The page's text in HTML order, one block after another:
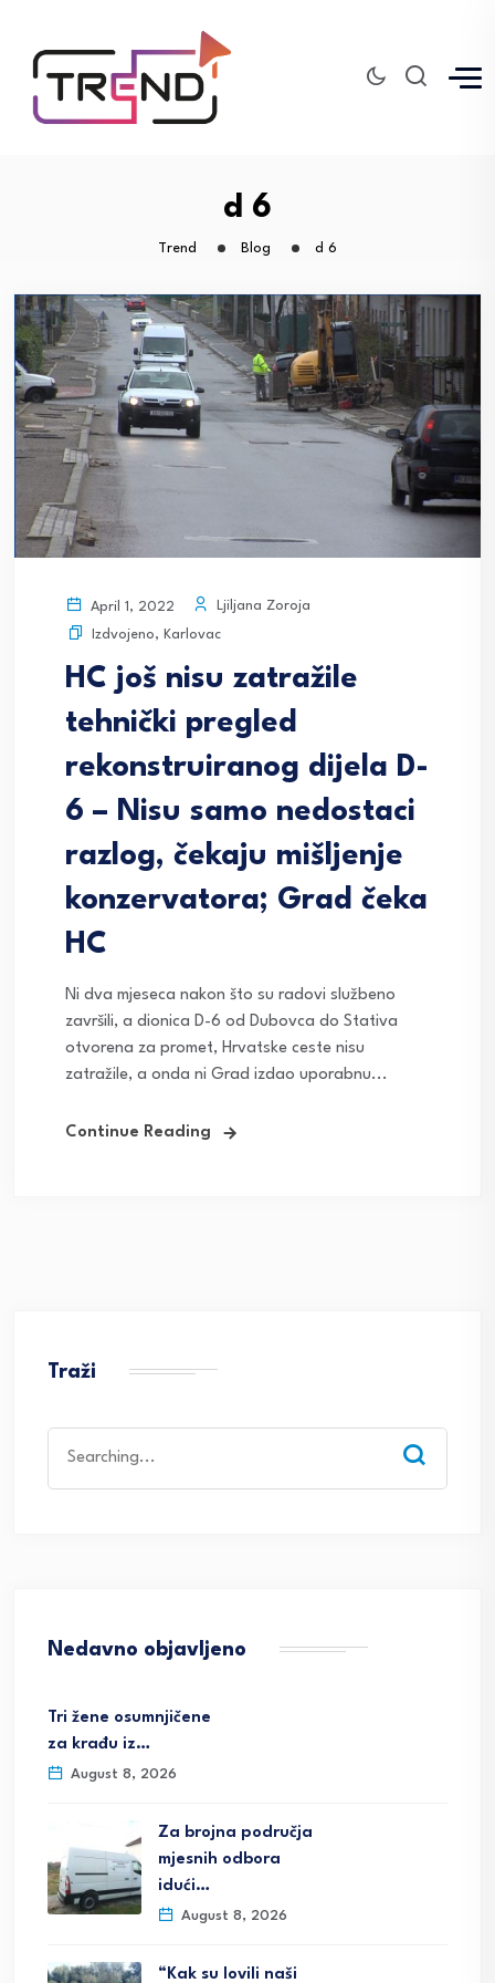
d 6
Trend Blog d 6
April 1, 2022
Ljiljana Zoroja
Izdvojeno, Karlovac
HC još nisu zatražile
tehnički pregled
rekonstruiranog dijela D-
6 – Nisu samo nedostaci
razlog, čekaju mišljenje
konzervatora; Grad čeka
HC
Ni dva mjeseca nakon što su radovi službeno
završili, a dionica D-6 od Dubovca do Stativa
otvorena za promet, Hrvatske ceste nisu
zatražile, a onda ni Grad izdao uporabnu...
Continue Reading
Traži
for:
Nedavno objavljeno
Tri žene osumnjičene
za krađu iz…
August 8, 2026
Za brojna područja
mjesnih odbora
idući…
August 8, 2026
“Kak su lovili naši